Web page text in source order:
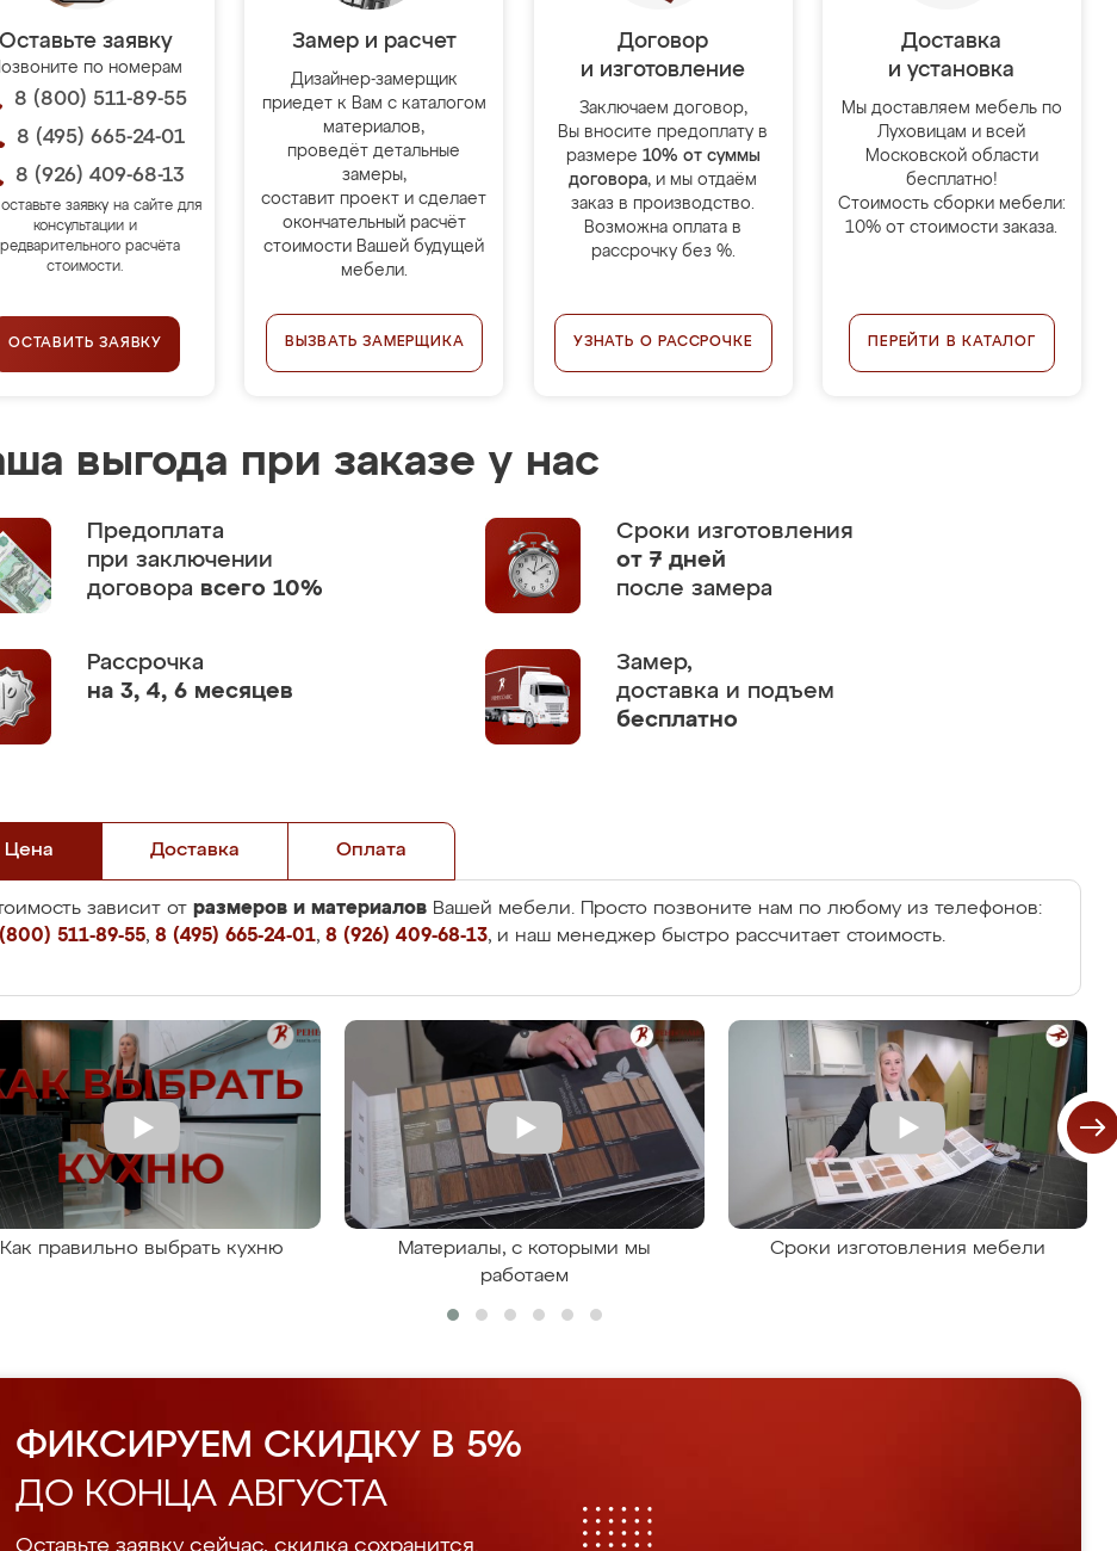
Оставьте заявку
по номерам
8 (800) 511-89-55
8 (495) 665-24-01
8 (926) 409-68-13
заявку на сайте для
консультации и
расчёта
стоимости.
ОСТАВИТЬ ЗАЯВКУ
Замер и расчет
Дизайнер-замерщик
приедет к Вам с каталогом
материалов,
проведёт детальные
замеры,
составит проект и сделает
окончательный расчёт
стоимости Вашей будущей
мебели.
ВЫЗВАТЬ ЗАМЕРЩИКА
Договор
и изготовление
Заключаем договор,
Вы вносите предоплату в
размере 10% от суммы
договора, и мы отдаём
заказ в производство.
Возможна оплата в
рассрочку без %.
УЗНАТЬ О РАССРОЧКЕ
Доставка
и установка
Мы доставляем мебель по
Луховицам и всей
Московской области
бесплатно!
Стоимость сборки мебели:
10% от стоимости заказа.
ПЕРЕЙТИ В КАТАЛОГ
выгода при заказе у нас
Предоплата
при заключении
договора всего 10%
Сроки изготовления
от 7 дней
после замера
Рассрочка
на 3, 4, 6 месяцев
Замер,
доставка и подъем
бесплатно
Цена Доставка Оплата
зависит от размеров и материалов Вашей мебели. Просто позвоните нам по любому из телефонов:
511-89-55, 8 (495) 665-24-01, 8 (926) 409-68-13, и наш менеджер быстро рассчитает стоимость.
Как правильно выбрать кухню
Материалы, с которыми мы
работаем
Сроки изготовления мебели
ФИКСИРУЕМ СКИДКУ В 5%
ДО КОНЦА АВГУСТА
Оставьте заявку сейчас, скидка сохранится.